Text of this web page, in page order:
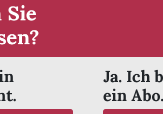
Sie
Ja. Ich
ein Abo.